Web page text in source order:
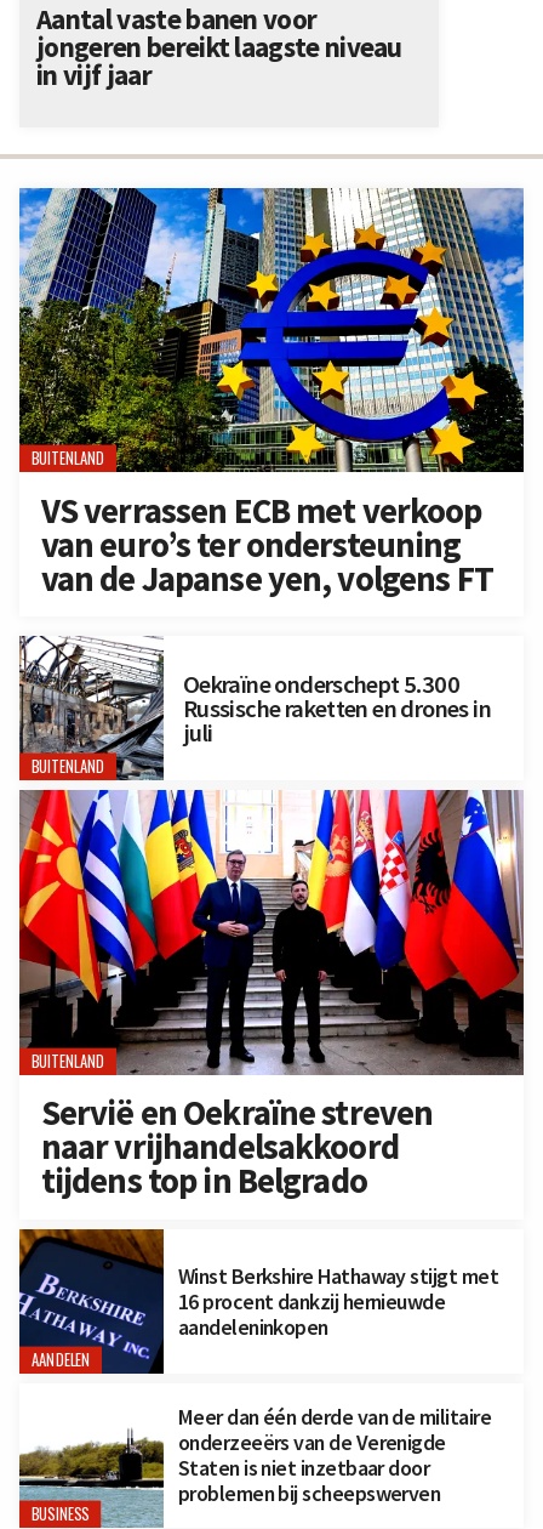
BUITENLAND
VS verrassen ECB met verkoop
van euro’s ter ondersteuning
van de Japanse yen, volgens FT
BUITENLAND
Oekraïne onderschept 5.300
Russische raketten en drones in
juli
BUITENLAND
Servië en Oekraïne streven
naar vrijhandelsakkoord
tijdens top in Belgrado
AANDELEN
Winst Berkshire Hathaway stijgt met
16 procent dankzij hernieuwde
aandeleninkopen
BUSINESS
Meer dan één derde van de militaire
onderzeeërs van de Verenigde
Staten is niet inzetbaar door
problemen bij scheepswerven
Aantal vaste banen voor
jongeren bereikt laagste niveau
in vijf jaar